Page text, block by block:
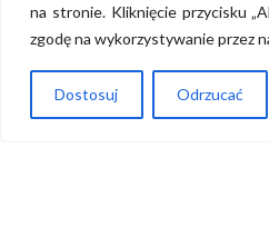
na stronie. Kliknięcie przycisku
zgodę na wykorzystywanie przez
Dostosuj Odrzucać